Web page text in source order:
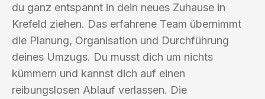
du ganz entspannt in dein neues Zuhause in
Krefeld ziehen. Das erfahrene Team übernimmt
die Planung, Organisation und Durchführung
deines Umzugs. Du musst dich um nichts
kümmern und kannst dich auf einen
reibungslosen Ablauf verlassen. Die